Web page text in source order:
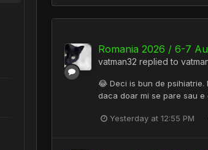
Romania 2026 / 6-7
vatman32 replied to
😂 Deci is bun de
daca doar mi se pare sau e
Yesterday at 12:55 PM